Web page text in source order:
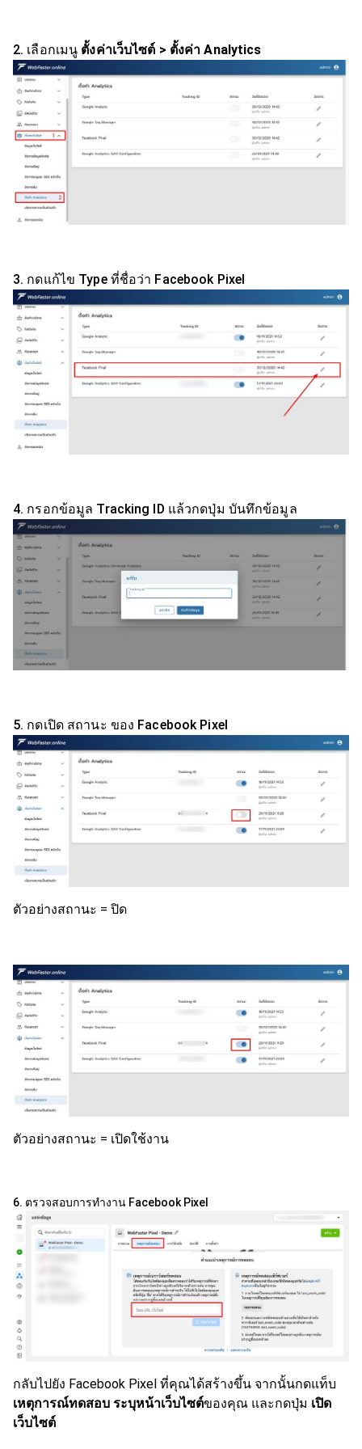
2. เลือกเมนู ตั้งค่าเว็บไซต์ > ตั้งค่า Analytics
3. กดแก้ไข Type ที่ชื่อว่า Facebook Pixel
4. กรอกข้อมูล Tracking ID แล้วกดปุ่ม บันทึกข้อมูล
5. กดเปิด สถานะ ของ Facebook Pixel
ตัวอย่างสถานะ = ปิด
ตัวอย่างสถานะ = เปิดใช้งาน
6. ตรวจสอบการทำงาน Facebook Pixel
กลับไปยัง Facebook Pixel ที่คุณได้สร้างขึ้น จากนั้นกดแท็บ
เหตุการณ์ทดสอบ ระบุหน้าเว็บไซต์ของคุณ และกดปุ่ม เปิด
เว็บไซต์